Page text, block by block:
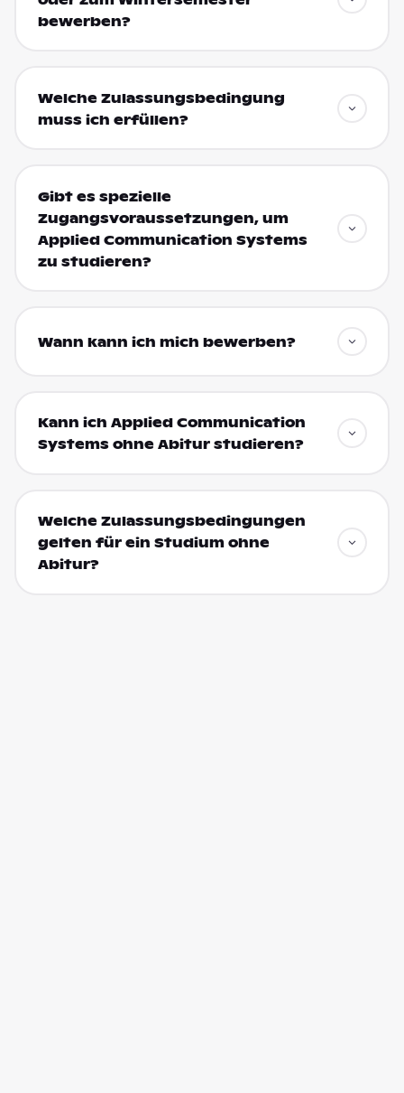
bewerben?
Welche Zulassungsbedingung
muss ich erfüllen?
Gibt es spezielle
Zugangsvoraussetzungen, um
Applied Communication Systems
zu studieren?
Wann kann ich mich bewerben?
Kann ich Applied Communication
Systems ohne Abitur studieren?
Welche Zulassungsbedingungen
gelten für ein Studium ohne
Abitur?